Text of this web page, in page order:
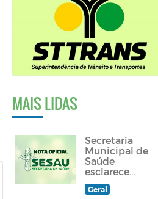
MAIS LIDAS
Secretaria
Municipal de
Saúde
esclarece
sobre
atendimento
Geral